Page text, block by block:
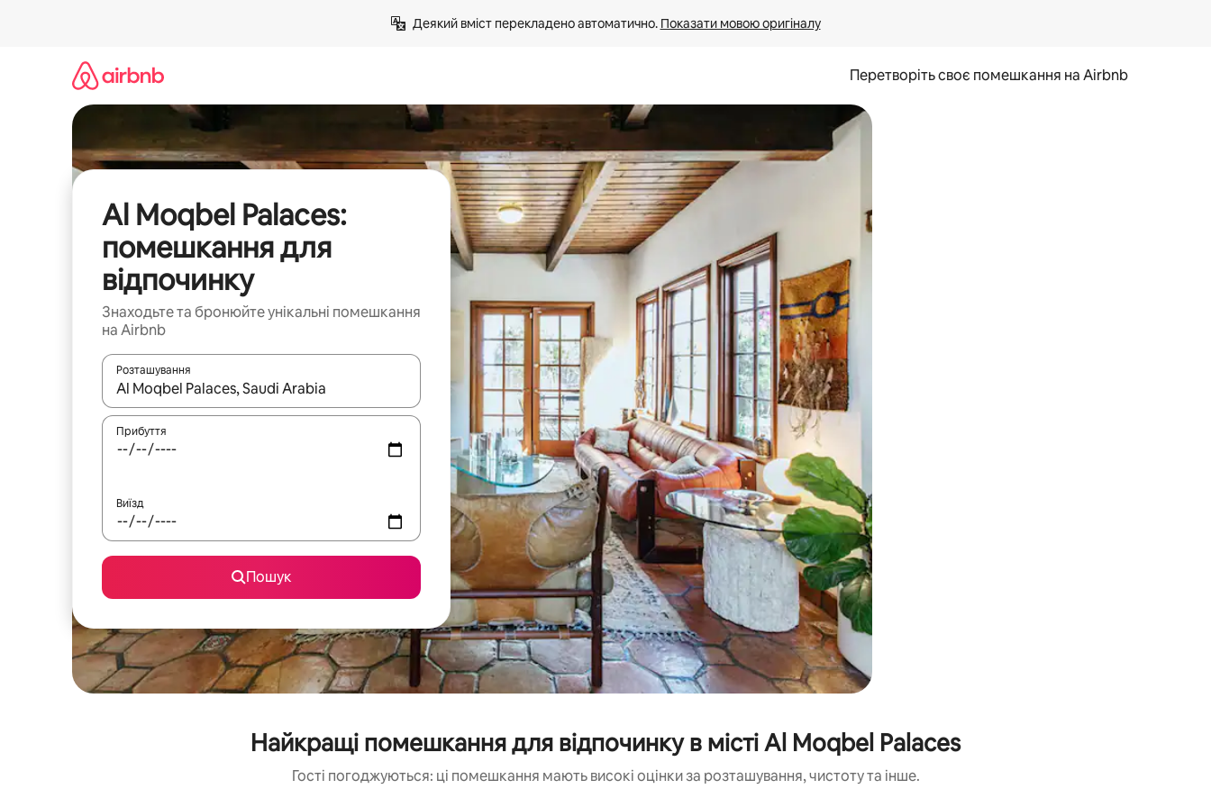
Деякий вміст перекладено автоматично. Показати мовою оригіналу
Перетворіть своє помешкання на Airbnb
Al Moqbel Palaces:
помешкання для
відпочинку
Знаходьте та бронюйте унікальні помешкання
на Airbnb
Розташування
Отримавши результати пошуку, використовуйте для навігації сторінкою клавіші зі стрілками вгору та вниз або жести дотику та гортання.
Прибуття
Виїзд
Пошук
Найкращі помешкання для відпочинку в місті Al Moqbel Palaces
Гості погоджуються: ці помешкання мають високі оцінки за розташування, чистоту та інше.